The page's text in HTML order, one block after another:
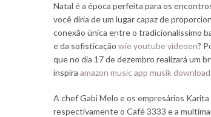
Natal é a época perfeita para os
você diria de um lugar capaz de
conexão única entre o tradicionalíssimo
e da sofisticação wie youtube videoen?
que no dia 17 de dezembro realizará um
inspira amazon music app musik
A chef Gabi Melo e os empresários
respectivamente o Café 3333 e a